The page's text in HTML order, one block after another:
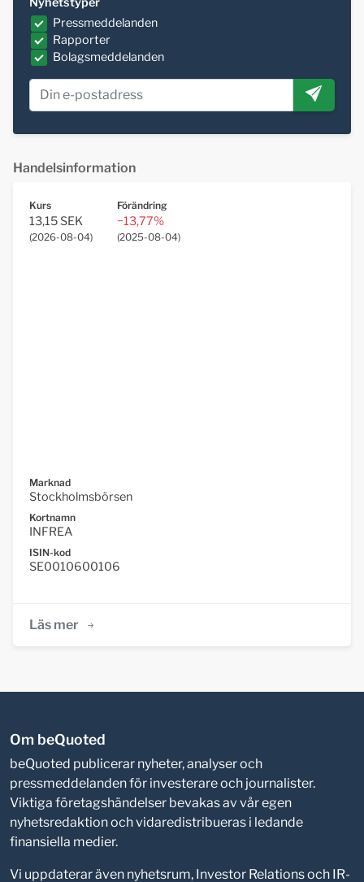
Pressmeddelanden
Rapporter
Bolagsmeddelanden
Handelsinformation
Kurs
13,15 SEK
(2026-08-04)
Förändring
−13,77%
(2025-08-04)
Marknad
Stockholmsbörsen
Kortnamn
INFREA
ISIN-kod
SE0010600106
Läs mer
Om beQuoted
beQuoted publicerar nyheter, analyser och
pressmeddelanden för investerare och journalister.
Viktiga företagshändelser bevakas av vår egen
nyhetsredaktion och vidaredistribueras i ledande
finansiella medier.
Vi uppdaterar även nyhetsrum, Investor Relations och IR-